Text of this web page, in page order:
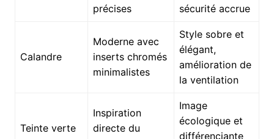
précises
sécurité accrue
Calandre
Moderne avec
inserts chromés
minimalistes
Style sobre et
élégant,
amélioration de
la ventilation
Teinte verte
Inspiration
directe du
Image
écologique et
différenciante